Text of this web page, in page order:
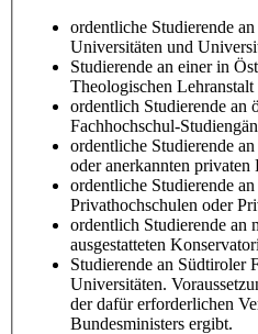
ordentliche Studierende
Universitäten und
Studierende an einer in
Theologischen Lehranstalt
ordentlich Studierende an
Fachhochschul-
ordentliche Studierende
oder anerkannten privaten
ordentliche Studierende
Privathochschulen oder
ordentlich Studierende an
ausgestatteten
Studierende an Südtiroler
Universitäten.
der dafür erforderlichen
Bundesministers ergibt.